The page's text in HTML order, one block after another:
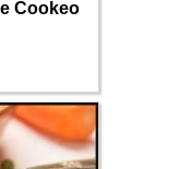
Cookeo